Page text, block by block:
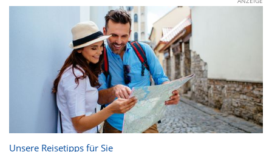
Unsere Reisetipps für Sie